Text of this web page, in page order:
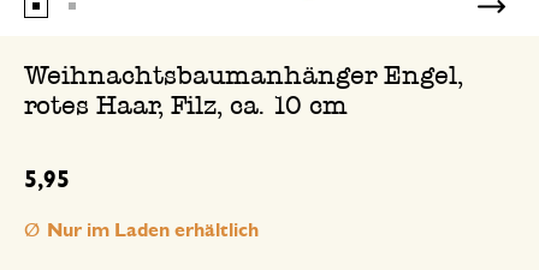
Weihnachtsbaumanhänger Engel,
rotes Haar, Filz, ca. 10 cm
5,95
Nur im Laden erhältlich